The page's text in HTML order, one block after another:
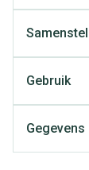
Gebruik
Gegevens